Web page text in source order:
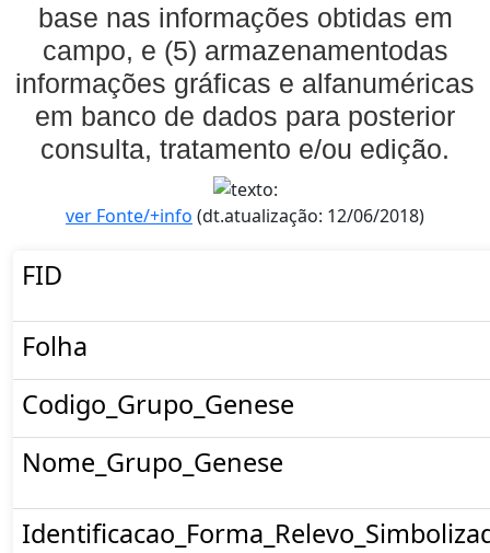
base nas informações obtidas em
campo, e (5) armazenamentodas
informações gráficas e alfanuméricas
em banco de dados para posterior
consulta, tratamento e/ou edição.
ver Fonte/+info (dt.atualização: 12/06/2018)
FID
Folha
Codigo_Grupo_Genese
Nome_Grupo_Genese